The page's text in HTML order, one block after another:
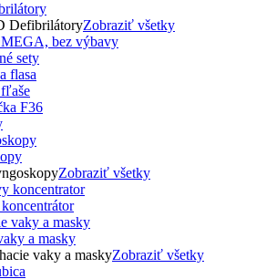
DefibrilátoryZobraziť všetky
sety
Zobraziť všetky
a masky
vaky a maskyZobraziť všetky